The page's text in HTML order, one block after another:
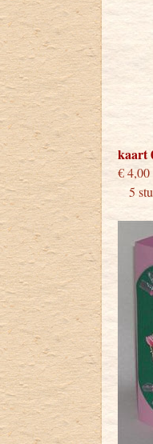
kaart
5